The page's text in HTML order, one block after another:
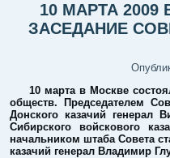
10 МАРТА
ЗАСЕДАНИЕ
10 марта в Москве
обществ. Председателем
Донского казачий генерал
Сибирского войскового
начальником штаба Совета
казачий генерал Владимир